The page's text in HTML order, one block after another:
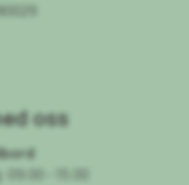
oss
- 15.00